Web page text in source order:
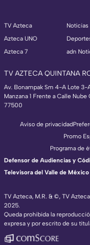
TV Azteca
Azteca UNO
Azteca 7
Noticias
adn
TV AZTECA QUINTANA
Av. Bonampak Sm 4-A Lote 3-
Manzana 1 Frente a Calle Nube
77500
TV Azteca, M.R. & ©, TV
2025.
Queda prohibida la
expresa y por escrito de su
Aviso de privacidad
Promo
Programa de
Defensor de Audiencias y
Televisora del Valle de México